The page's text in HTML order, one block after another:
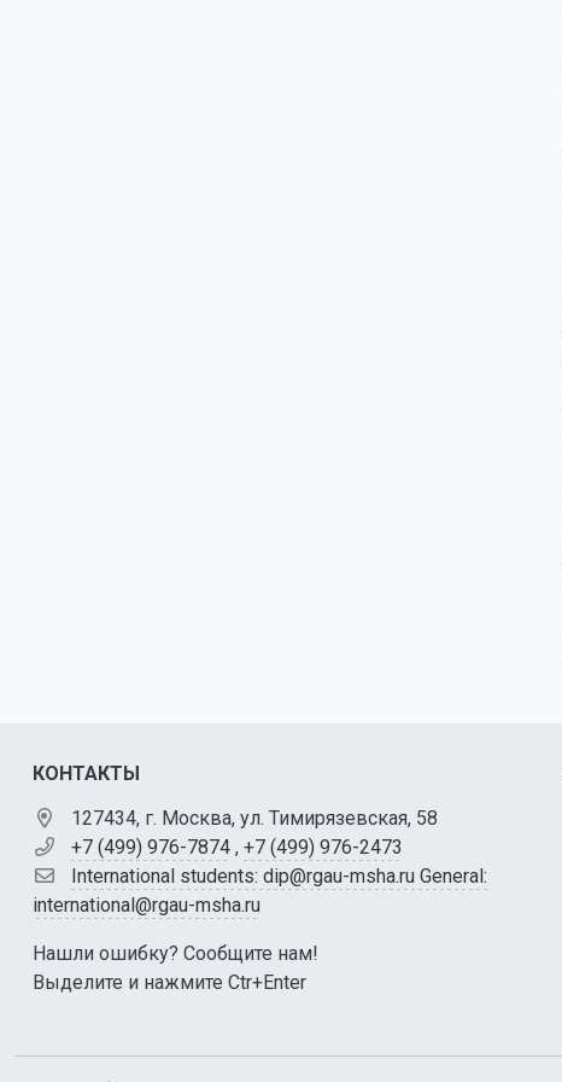
КОНТАКТЫ
127434, г. Москва, ул. Тимирязевская, 58
+7 (499) 976-7874 , +7 (499) 976-2473
International students: dip@rgau-msha.ru General:
international@rgau-msha.ru
Нашли ошибку? Сообщите нам!
Выделите и нажмите Ctr+Enter